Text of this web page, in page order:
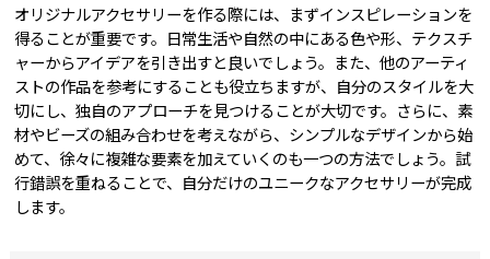
オリジナルアクセサリーを作る際には、まずインスピレーションを
得ることが重要です。日常生活や自然の中にある色や形、テクスチ
ャーからアイデアを引き出すと良いでしょう。また、他のアーティ
ストの作品を参考にすることも役立ちますが、自分のスタイルを大
切にし、独自のアプローチを見つけることが大切です。さらに、素
材やビーズの組み合わせを考えながら、シンプルなデザインから始
めて、徐々に複雑な要素を加えていくのも一つの方法でしょう。試
行錯誤を重ねることで、自分だけのユニークなアクセサリーが完成
します。